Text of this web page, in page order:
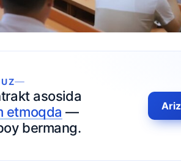
—
Ariza